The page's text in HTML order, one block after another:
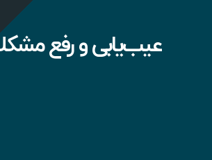
عیب‌یابی و رفع